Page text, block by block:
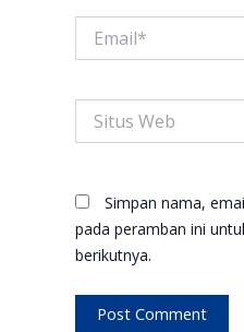
Web
Simpan nama,
pada peramban ini
berikutnya.